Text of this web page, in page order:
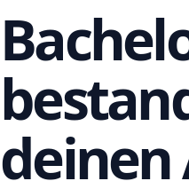
deinen